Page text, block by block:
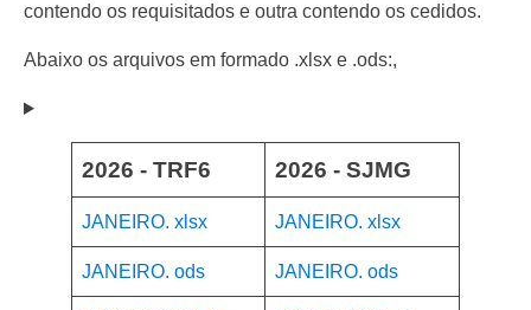
contendo os requisitados e outra contendo os cedidos.
Abaixo os arquivos em formado .xlsx e .ods:,
2026 - TRF6 2026 - SJMG
JANEIRO. xlsx JANEIRO. xlsx
JANEIRO. ods JANEIRO. ods